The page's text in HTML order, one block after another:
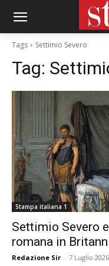
Tags Settimio Severo
Tag:
Stampa italiana 1
Settimio Severo
romana in
Redazione Sir - 7 Luglio 2026